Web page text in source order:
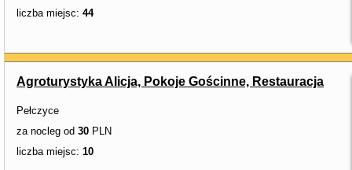
liczba miejsc: 44
Agroturystyka Alicja, Pokoje Gościnne, Restauracja
Pełczyce
za nocleg od 30 PLN
liczba miejsc: 10